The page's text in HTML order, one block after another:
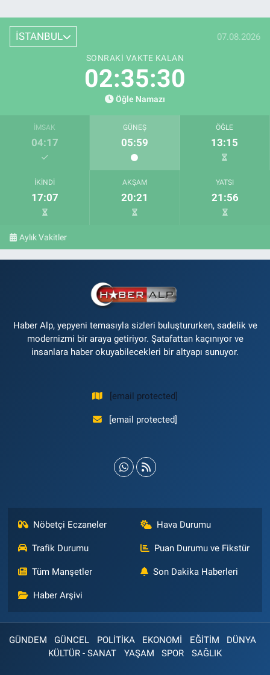
İSTANBUL 07.08.2026
SONRAKI VAKTE KALAN
02:35:29
Öğle Namazı
İMSAK
04:17
GÜNEŞ
05:59
ÖĞLE
13:15
İKINDI
17:07
AKŞAM
20:21
YATSI
21:56
Aylık Vakitler
Haber Alp, yepyeni temasıyla sizleri buluştururken, sadelik ve
modernizmi bir araya getiriyor. Şatafattan kaçınıyor ve
insanlara haber okuyabilecekleri bir altyapı sunuyor.
[email protected]
[email protected]
Nöbetçi Eczaneler Hava Durumu
Trafik Durumu Puan Durumu ve Fikstür
Tüm Manşetler Son Dakika Haberleri
Haber Arşivi
GÜNDEM GÜNCEL POLİTİKA EKONOMİ EĞİTİM
DÜNYA
KÜLTÜR - SANAT
YAŞAM SPOR SAĞLIK